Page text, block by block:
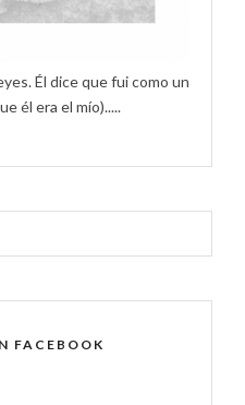
Él dice que fui como un
él era el mío).....
FACEBOOK